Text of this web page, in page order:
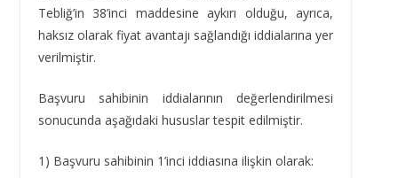
Tebliğ’in 38’inci maddesine aykırı olduğu, ayrıca,
haksız olarak fiyat avantajı sağlandığı iddialarına yer
verilmiştir.
Başvuru sahibinin iddialarının değerlendirilmesi
sonucunda aşağıdaki hususlar tespit edilmiştir.
1) Başvuru sahibinin 1’inci iddiasına ilişkin olarak: